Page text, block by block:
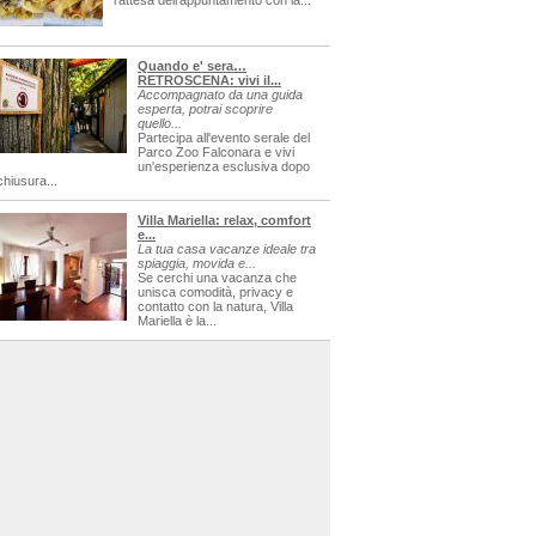
Quando e' sera…
RETROSCENA: vivi il...
Accompagnato da una guida
esperta, potrai scoprire
quello...
Partecipa all'evento serale del
Parco Zoo Falconara e vivi
un'esperienza esclusiva dopo
Villa Mariella: relax, comfort
e...
La tua casa vacanze ideale tra
spiaggia, movida e...
Se cerchi una vacanza che
unisca comodità, privacy e
contatto con la natura, Villa
Mariella è la...